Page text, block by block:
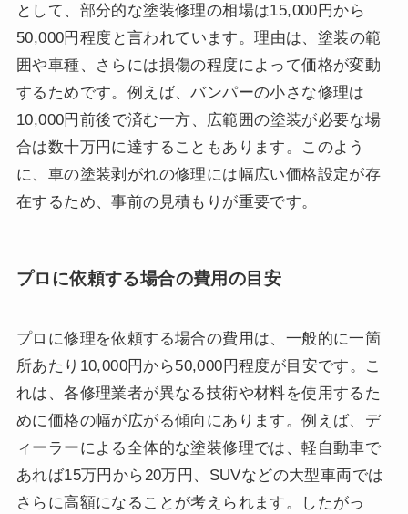
として、部分的な塗装修理の相場は15,000円から
50,000円程度と言われています。理由は、塗装の範
囲や車種、さらには損傷の程度によって価格が変動
するためです。例えば、バンパーの小さな修理は
10,000円前後で済む一方、広範囲の塗装が必要な場
合は数十万円に達することもあります。このよう
に、車の塗装剥がれの修理には幅広い価格設定が存
在するため、事前の見積もりが重要です。
プロに依頼する場合の費用の目安
プロに修理を依頼する場合の費用は、一般的に一箇
所あたり10,000円から50,000円程度が目安です。こ
れは、各修理業者が異なる技術や材料を使用するた
めに価格の幅が広がる傾向にあります。例えば、デ
ィーラーによる全体的な塗装修理では、軽自動車で
あれば15万円から20万円、SUVなどの大型車両では
さらに高額になることが考えられます。したがっ